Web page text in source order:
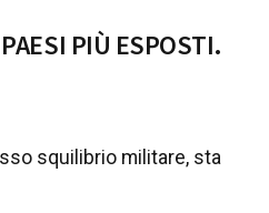
PIÙ ESPOSTI.
squilibrio militare, sta